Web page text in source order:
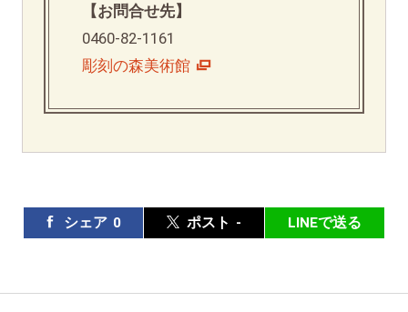
【お問合せ先】
0460-82-1161
彫刻の森美術館
シェア 0 ポスト - LINEで送る